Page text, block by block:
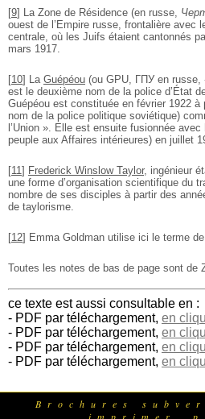
[9] La Zone de Résidence (en russe,
ouest de l’Empire russe, frontalière avec
centrale, où les Juifs étaient cantonnés
mars 1917.
[10] La Guépéou (ou GPU, ГПУ en russe,
est le deuxième nom de la police d’État
Guépéou est constituée en février 1922 à
nom de la police politique soviétique)
l’Union ». Elle est ensuite fusionnée avec
peuple aux Affaires intérieures) en juillet
[11 ] Frederick Winslow Taylor, ingénieur
une forme d’organisation scientifique du
nombre de ses disciples à partir des
de taylorisme.
[12] Emma Goldman utilise ici le terme
Toutes les notes de bas de page sont de
ce texte est aussi consultable en :
- PDF par téléchargement, en
- PDF par téléchargement, en
- PDF par téléchargement, en
- PDF par téléchargement, en
Brochures